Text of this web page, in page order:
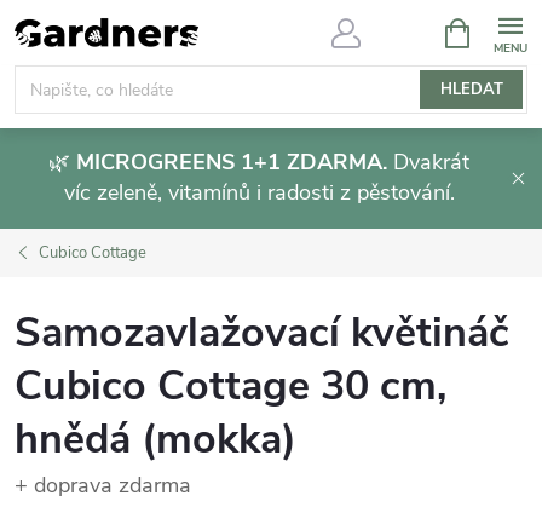
Přejít
na
obsah
HLEDAT
NÁKUPNÍ
KOŠÍK
🌿 MICROGREENS 1+1 ZDARMA. Dvakrát
víc zeleně, vitamínů i radosti z pěstování.
Cubico Cottage
Samozavlažovací květináč
Cubico Cottage 30 cm,
hnědá (mokka)
+ doprava zdarma